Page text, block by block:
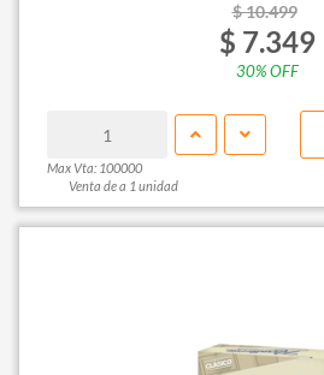
$ 10.499
$ 7.349
30% OFF
Max Vta: 100000
Venta de a 1 unidad